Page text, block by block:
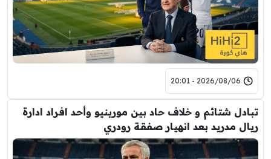
2026/08/06 - 20:01
تبادل شتائم و خلاف حاد بين مورينيو وأحد افراد ادارة
ريال مدريد بعد انهيار صفقة رودري